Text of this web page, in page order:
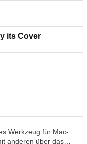
its Cover
Werkzeug für Mac-
anderen über das